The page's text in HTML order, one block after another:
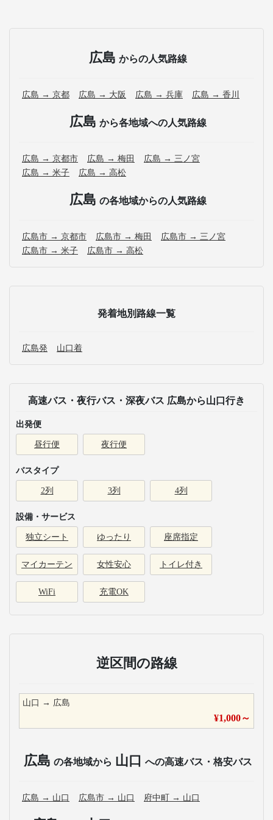
広島 からの人気路線
広島 → 京都 広島 → 大阪 広島 → 兵庫 広島 → 香川
広島 から各地域への人気路線
広島 → 京都市 広島 → 梅田
広島 → 三ノ宮
広島 → 米子
広島 → 高松
広島 の各地域からの人気路線
広島市 → 京都市 広島市 → 梅田
広島市 → 三ノ宮
広島市 → 米子
広島市 → 高松
発着地別路線一覧
広島発 山口着
高速バス・夜行バス・深夜バス 広島から山口行き
出発便
昼行便 夜行便
バスタイプ
2列 3列 4列
設備・サービス
独立シート ゆったり 座席指定
マイカーテン 女性安心 トイレ付き
WiFi 充電OK
逆区間の路線
山口 → 広島
¥1,000～
広島 の各地域から 山口 への高速バス・格安バス
広島 → 山口 広島市 → 山口 府中町 → 山口